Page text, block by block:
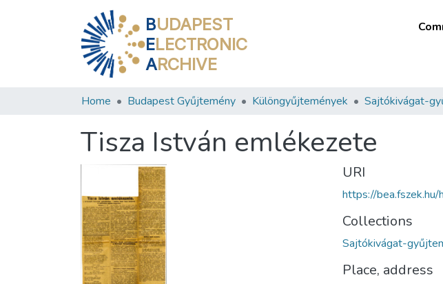
BUDAPEST
ELECTRONIC
ARCHIVE
Home Budapest Gyűjtemény Különgyűjtemények Sajtókivágat-
Tisza István emlékezete
URI
https://
Collections
Sajtókivágat-
Place, address